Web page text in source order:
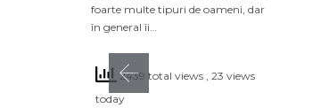
foarte multe tipuri de oameni, dar
în general îi…
2439 total views , 23 views
today